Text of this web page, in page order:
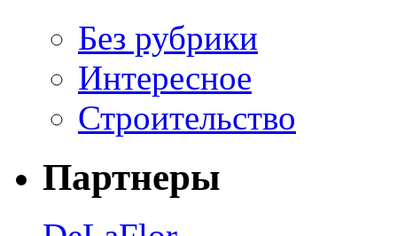
Без рубрики
Интересное
Строительство
Партнеры